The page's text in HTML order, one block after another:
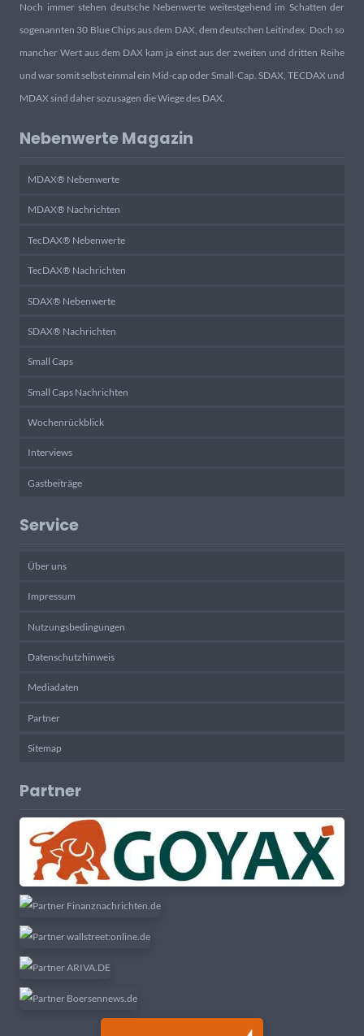
Noch immer stehen deutsche Nebenwerte weitestgehend im Schatten der
sogenannten 30 Blue Chips aus dem DAX, dem deutschen Leitindex. Doch so
mancher Wert aus dem DAX kam ja einst aus der zweiten und dritten Reihe
und war somit selbst einmal ein Mid-cap oder Small-Cap. SDAX, TECDAX und
MDAX sind daher sozusagen die Wiege des DAX.
Nebenwerte Magazin
MDAX® Nebenwerte
MDAX® Nachrichten
TecDAX® Nebenwerte
TecDAX® Nachrichten
SDAX® Nebenwerte
SDAX® Nachrichten
Small Caps
Small Caps Nachrichten
Wochenrückblick
Interviews
Gastbeiträge
Service
Über uns
Impressum
Nutzungsbedingungen
Datenschutzhinweis
Mediadaten
Partner
Sitemap
Partner